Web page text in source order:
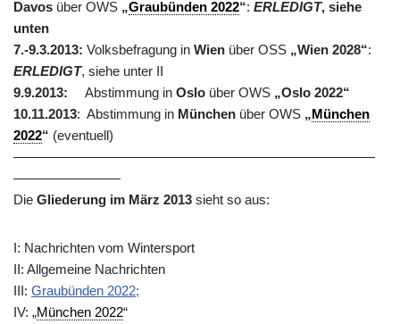
Davos über OWS „Graubünden 2022“: ERLEDIGT, siehe
unten
7.-9.3.2013: Volksbefragung in Wien über OSS „Wien 2028“:
ERLEDIGT, siehe unter II
9.9.2013: Abstimmung in Oslo über OWS „Oslo 2022“
10.11.2013: Abstimmung in München über OWS „München
2022“ (eventuell)
———————————————————————————
————————
Die Gliederung im März 2013 sieht so aus:
I: Nachrichten vom Wintersport
II: Allgemeine Nachrichten
III: Graubünden 2022;
IV: „München 2022“